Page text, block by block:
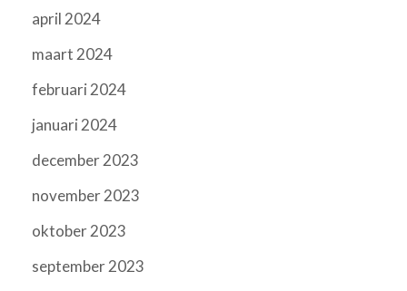
april 2024
maart 2024
februari 2024
januari 2024
december 2023
november 2023
oktober 2023
september 2023